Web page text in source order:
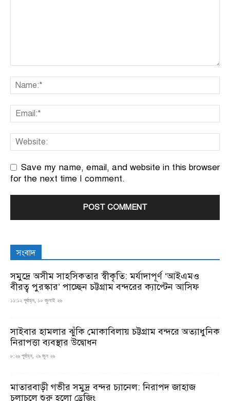
Save my name, email, and website in this browser
for the next time I comment.
সংবাদ
সমুদ্রে অসীম সাহসিকতার স্বীকৃতি: মর্যাদাপূর্ণ ‘আইএমও
বীরত্ব পুরস্কার’ পাচ্ছেন চট্টগ্রাম বন্দরের ক্যাপ্টেন আসিফ
১১:১২ পূর্বাহ্ন, ১০ জুলাই ২৬
সাইবার হামলার ঝুঁকি মোকাবিলায় চট্টগ্রাম বন্দরে অত্যাধুনিক
নিরাপত্তা ব্যবস্থার উদ্বোধন
৮:২৬ পূর্বাহ্ন, ২৯ জুন ২৬
মাতারবাড়ী গভীর সমুদ্র বন্দর চ্যানেল: নিরাপদ জাহাজ
চলাচলে শুরু হলো ড্রেজিং